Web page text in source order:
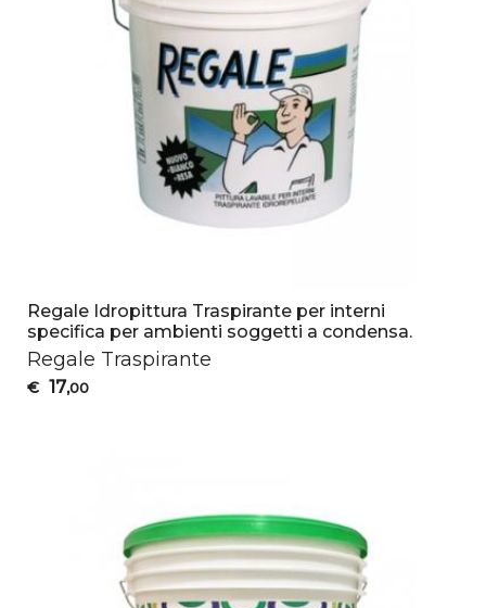
Regale Idropittura Traspirante per interni
specifica per ambienti soggetti a condensa.
Regale Traspirante
€ 17,00